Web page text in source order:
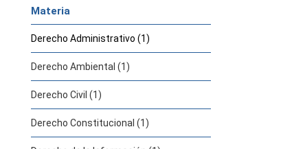
Materia
Derecho Administrativo (1)
Derecho Ambiental (1)
Derecho Civil (1)
Derecho Constitucional (1)